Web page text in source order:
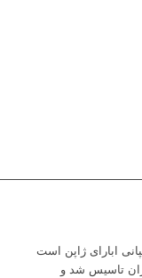
ابارای ژاپن است
ژاپن، در سال 1373 در ایران تاسیس شد و